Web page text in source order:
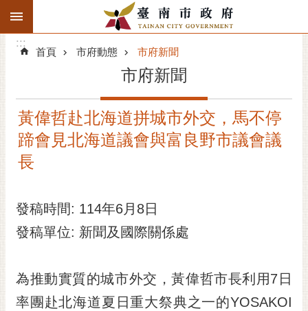
跳到主要內容區塊
搜
階
精彩府城
市府動態
市民互動
:::
:::
首頁 市府動態 市府新聞
市府新聞
黃偉哲赴北海道拼城市外交，馬不停
蹄會見北海道議會與富良野市議會議
長
發稿時間: 114年6月8日
發稿單位: 新聞及國際關係處
為推動實質的城市外交，黃偉哲市長利用7日
率團赴北海道夏日重大祭典之一的YOSAKOI